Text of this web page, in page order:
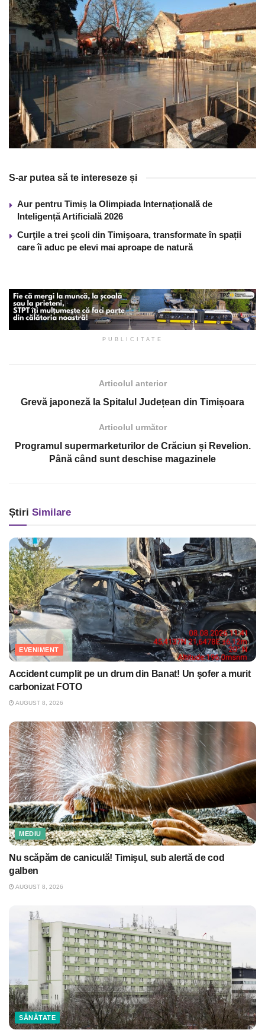
S-ar putea să te intereseze și
Aur pentru Timiș la Olimpiada Internațională de
Inteligență Artificială 2026
Curţile a trei şcoli din Timişoara, transformate în spații
care îi aduc pe elevi mai aproape de natură
PUBLICITATE
Articolul anterior
Grevă japoneză la Spitalul Județean din Timișoara
Articolul următor
Programul supermarketurilor de Crăciun și Revelion.
Până când sunt deschise magazinele
Știri Similare
EVENIMENT
Accident cumplit pe un drum din Banat! Un şofer a murit
carbonizat FOTO
AUGUST 8, 2026
MEDIU
Nu scăpăm de caniculă! Timişul, sub alertă de cod
galben
AUGUST 8, 2026
SĂNĂTATE